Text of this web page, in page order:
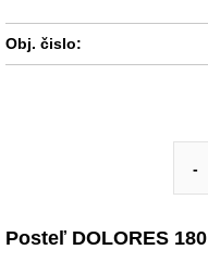
Obj. čislo:
-
Posteľ DOLORES 180